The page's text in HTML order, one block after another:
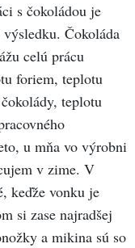
s čokoládou je
výsledku. Čokoláda
celú prácu
foriem, teplotu
teplotu
u mňa vo výrobni
v zime. V
keďže vonku je
si zase najradšej
a mikina sú so